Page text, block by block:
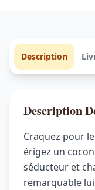
Description
Description
Craquez pour
érigez un
séducteur et
remarquable